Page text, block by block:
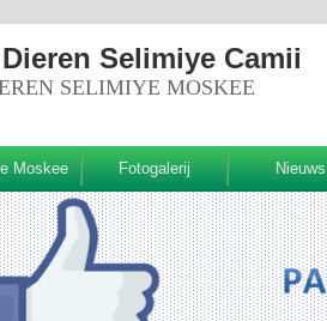
Selimiye Camii
SELIMIYE MOSKEE
Moskee Fotogalerij Nieuws